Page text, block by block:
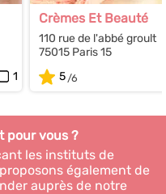
1
Crèmes Et Beauté
110 rue de l'abbé groult
75015 Paris 15
5
pour vous ?
les instituts de
également de
auprès de notre